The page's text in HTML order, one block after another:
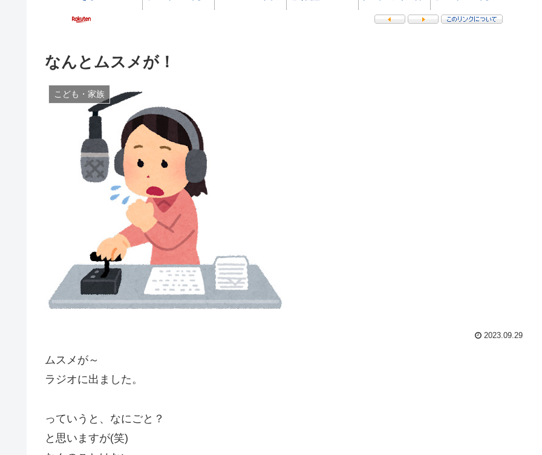
なんとムスメが！
こども・家族
2023.09.29
ムスメが～
ラジオに出ました。
っていうと、なにごと？
と思いますが(笑)